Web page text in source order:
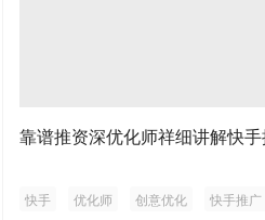
靠谱推资深优化师祥细讲解快
快手 优化师 创意优化 快手推广